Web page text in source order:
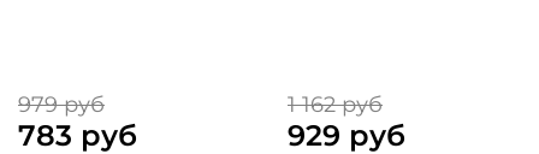
979 руб
783 руб
1 162 руб
929 руб